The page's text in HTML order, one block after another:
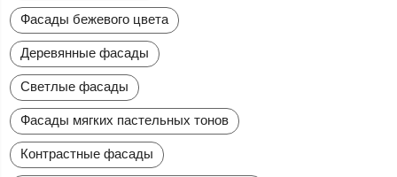
Фасады бежевого цвета
Деревянные фасады
Светлые фасады
Фасады мягких пастельных тонов
Контрастные фасады